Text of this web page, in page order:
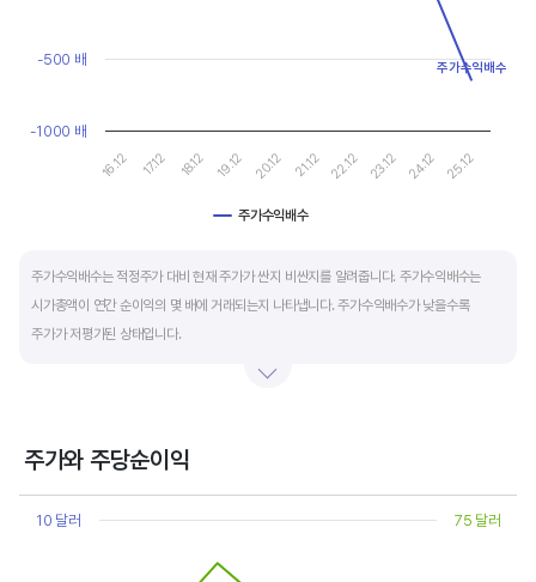
영업활동으로 충분한 현금을 벌고 있는 기업은 금융기관의 차입금을 갚고, 배당을 지급하는
현금흐름 플러스(+), 투자활동 현금흐름 마이너스(-), 재무활동 현금흐름이 마이너스(-)가
가장 좋습니다.
주가수익배수
16.12 17.12 18.12 19.12 20.12 21.12 22.12 23.12 24.12 25.12
-1000 배
-500 배 주가수익배수
주가수익배수는 적정주가 대비 현재 주가가 싼지 비싼지를 알려줍니다. 주가수익배수는
시가총액이 연간 순이익의 몇 배에 거래되는지 나타냅니다. 주가수익배수가 낮을수록
주가가 저평가된 상태입니다.
상대적으로 싸게 거래된다고 판단합니다.
높으면 주가수익배수도 높게 평가 받습니다. 이는 순이익 성장률이 높으면 주가도 크게
주가와 주당순이익
Chart
Line chart with 2 lines.
The chart has 1 X axis displaying categories.
10 달러 75 달러